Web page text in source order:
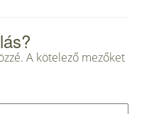
A kötelező mezőket